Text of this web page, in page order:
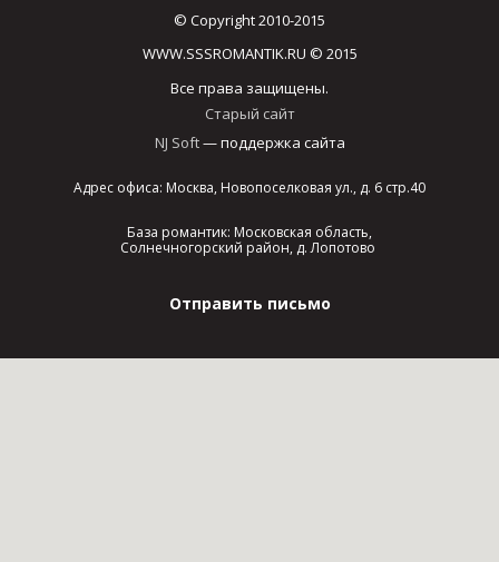
© Copyright 2010-2015
WWW.SSSROMANTIK.RU © 2015
Все права защищены.
Старый сайт
NJ Soft— поддержка сайта
Адрес офиса: Москва, Новопоселковая ул., д. 6 стр.40
База романтик: Московская область,
Солнечногорский район, д. Лопотово
Отправить письмо